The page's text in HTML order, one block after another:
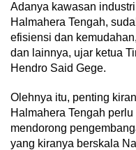
Adanya kawasan
Halmahera Tengah,
efisiensi dan
dan lainnya, ujar ketua
Hendro Said Gege.
Olehnya itu, penting
Halmahera Tengah
mendorong
yang kiranya berskala